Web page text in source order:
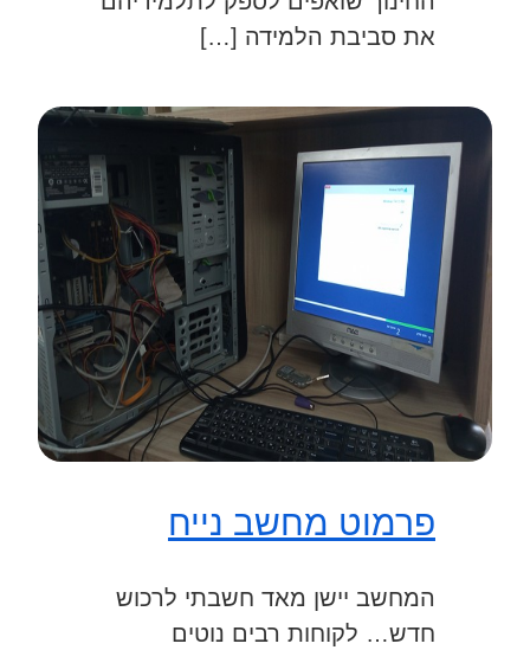
את סביבת הלמידה […]
פרמוט מחשב נייח
המחשב יישן מאד חשבתי לרכוש
חדש… לקוחות רבים נוטים